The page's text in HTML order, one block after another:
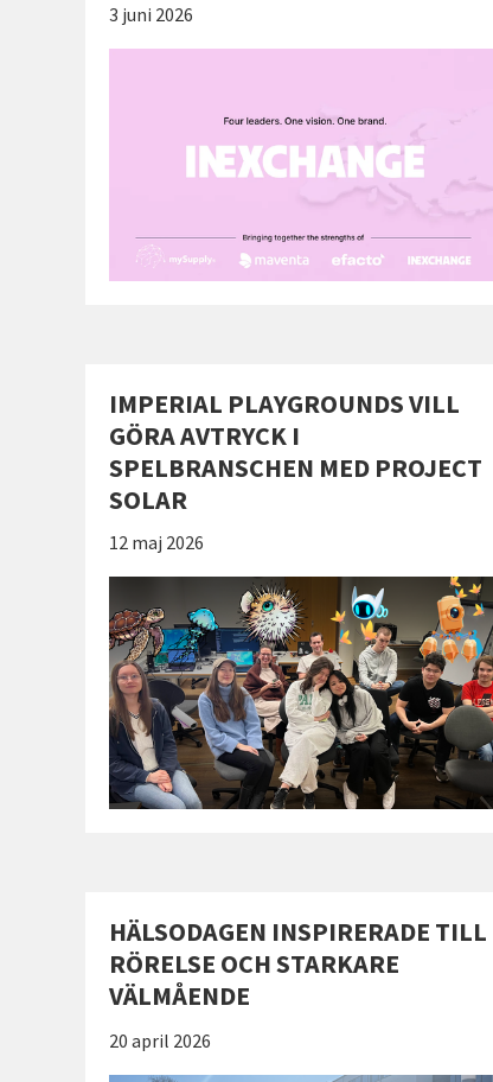
Publicerad:
3 juni 2026
IMPERIAL PLAYGROUNDS VILL
GÖRA AVTRYCK I
SPELBRANSCHEN MED PROJECT
SOLAR
Publicerad:
12 maj 2026
HÄLSODAGEN INSPIRERADE TILL
RÖRELSE OCH STARKARE
VÄLMÅENDE
Publicerad:
20 april 2026